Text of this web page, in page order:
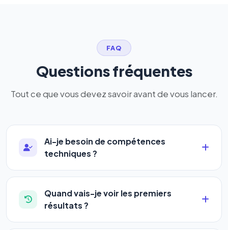
FAQ
Questions fréquentes
Tout ce que vous devez savoir avant de vous lancer.
Ai-je besoin de compétences
techniques ?
Absolument pas. Notre logiciel a été conçu pour
être accessible àtous les profils: artisans,
commerçants, auto-entrepreneurs, PME ou
Quand vais-je voir les premiers
résultats ?